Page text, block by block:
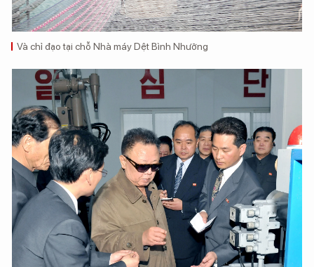
Và chỉ đạo tại chỗ Nhà máy Dệt Bình Nhưỡng